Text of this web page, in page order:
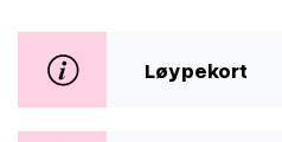
Løypekort